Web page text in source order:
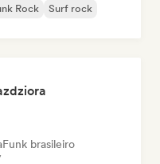
Rock Surf rock
Funk brasileiro